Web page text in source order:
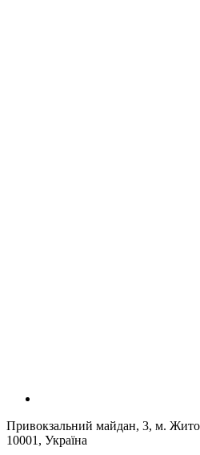
Привокзальний майдан, 3, м.
10001, Україна